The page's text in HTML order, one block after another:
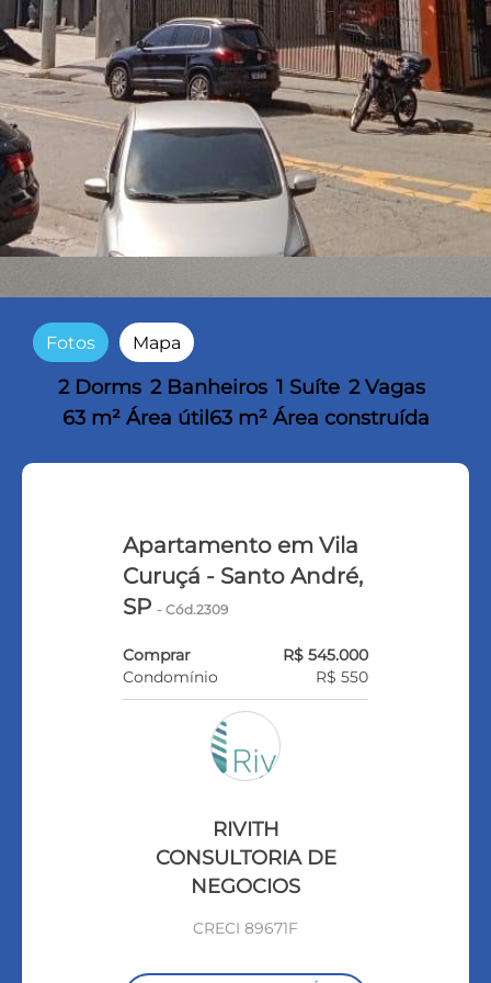
Fotos Mapa
2 Dorms 2 Banheiros 1 Suíte 2 Vagas
63 m² Área útil 63 m² Área construída
Apartamento em Vila
Curuçá - Santo André,
SP - Cód.2309
Comprar
R$ 545.000
Condomínio
R$ 550
RIVITH
CONSULTORIA DE
NEGOCIOS
CRECI 89671F